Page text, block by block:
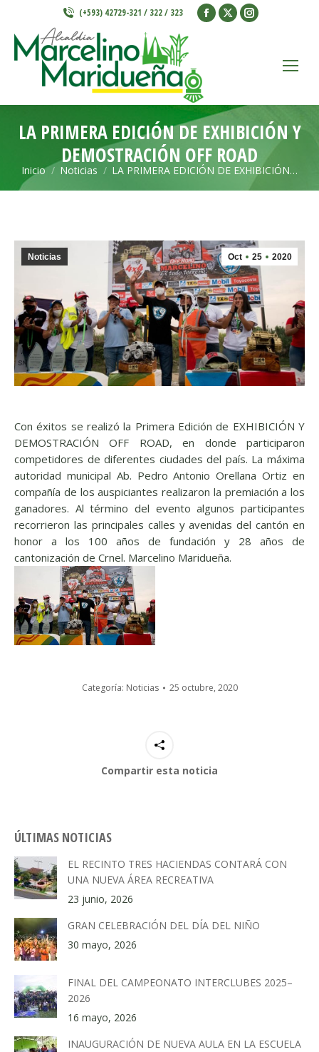
(+593) 42729-321 / 322 / 323
Facebook
window
X
window
Instagram
window
LA PRIMERA EDICIÓN DE EXHIBICIÓN Y
DEMOSTRACIÓN OFF ROAD
Estás aquí:
Inicio Noticias LA PRIMERA EDICIÓN DE EXHIBICIÓN…
Oct 25 2020
Noticias
Con éxitos se realizó la Primera Edición de EXHIBICIÓN Y
DEMOSTRACIÓN OFF ROAD, en donde participaron
competidores de diferentes ciudades del país. La máxima
autoridad municipal Ab. Pedro Antonio Orellana Ortiz en
compañía de los auspiciantes realizaron la premiación a los
ganadores. Al término del evento algunos participantes
recorrieron las principales calles y avenidas del cantón en
honor a los 100 años de fundación y 28 años de
cantonización de Crnel. Marcelino Maridueña.
Categoría: Noticias 25 octubre, 2020
Compartir esta noticia
ÚLTIMAS NOTICIAS
EL RECINTO TRES HACIENDAS CONTARÁ CON
UNA NUEVA ÁREA RECREATIVA
23 junio, 2026
GRAN CELEBRACIÓN DEL DÍA DEL NIÑO
30 mayo, 2026
FINAL DEL CAMPEONATO INTERCLUBES 2025–
2026
16 mayo, 2026
INAUGURACIÓN DE NUEVA AULA EN LA ESCUELA